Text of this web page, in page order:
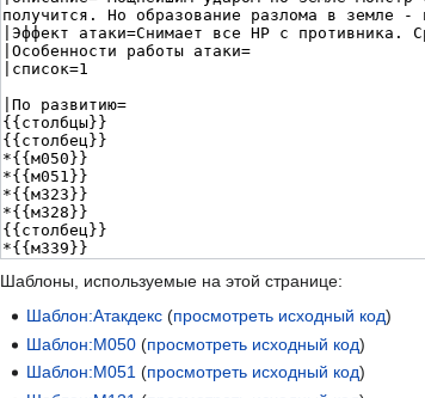
Шаблоны, используемые на этой странице:
Шаблон:Атакдекс (просмотреть исходный код)
Шаблон:М050 (просмотреть исходный код)
Шаблон:М051 (просмотреть исходный код)